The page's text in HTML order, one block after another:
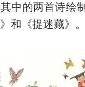
中的两首诗绘
和《捉迷藏》。